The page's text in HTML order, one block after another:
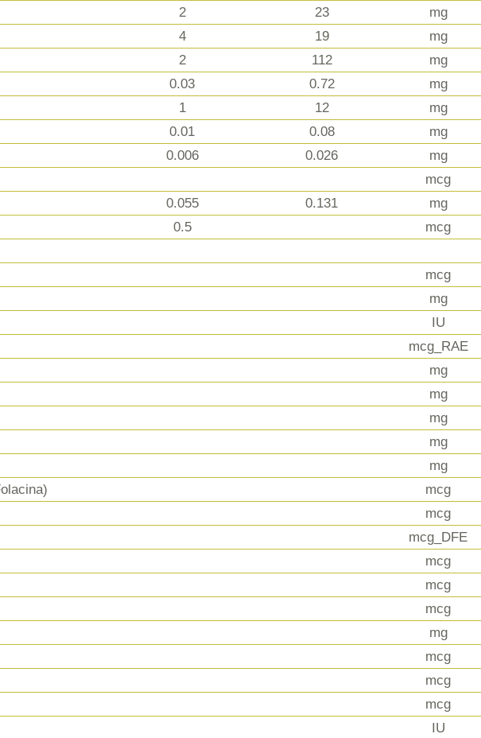
2 23
mg
4 19
mg
2 112
mg
0.03 0.72
mg
1 12
mg
0.01 0.08
mg
0.006 0.026
mg
mcg
0.055 0.131
mg
0.5
mcg
mcg
mg
IU
mcg_RAE
mg
mg
mg
mg
mg
mcg
mcg
mcg_DFE
mcg
mcg
mcg
mg
mcg
mcg
mcg
IU